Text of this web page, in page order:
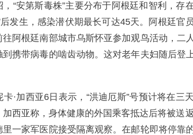
“安第斯毒株”主要分布于阿根廷和智利，存
发生，感染潜伏期最长可达45天。阿根廷官
阿根廷南部城市乌斯怀亚参加观鸟活动，二
携带病毒的啮齿动物。这对老年夫妇随后登
·加西亚6日表示，“洪迪厄斯”号预计将在三
西亚称，身体健康的外国乘客抵达后将被送
一家军医院接受隔离观察。在邮轮即将停靠